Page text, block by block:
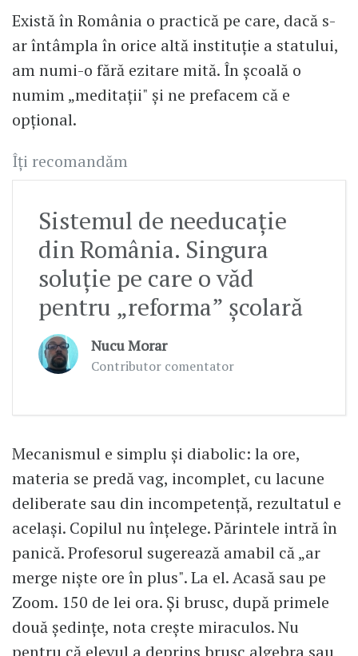
Există în România o practică pe care, dacă s-
ar întâmpla în orice altă instituție a statului,
am numi-o fără ezitare mită. În școală o
numim „meditații" și ne prefacem că e
opțional.
Îți recomandăm
Sistemul de needucație
din România. Singura
soluție pe care o văd
pentru „reforma” școlară
Nucu Morar
Contributor comentator
Mecanismul e simplu și diabolic: la ore,
materia se predă vag, incomplet, cu lacune
deliberate sau din incompetență, rezultatul e
același. Copilul nu înțelege. Părintele intră în
panică. Profesorul sugerează amabil că „ar
merge niște ore în plus". La el. Acasă sau pe
Zoom. 150 de lei ora. Și brusc, după primele
două ședințe, nota crește miraculos. Nu